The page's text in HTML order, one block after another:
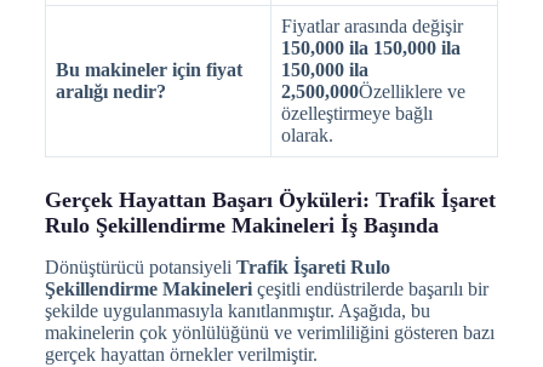
Bu makineler için fiyat
aralığı nedir?
Fiyatlar arasında değişir
150,000 ila 150,000 ila
150,000 ila
2,500,000Özelliklere ve
özelleştirmeye bağlı
olarak.
Gerçek Hayattan Başarı Öyküleri: Trafik İşaret
Rulo Şekillendirme Makineleri İş Başında
Dönüştürücü potansiyeli Trafik İşareti Rulo
Şekillendirme Makineleriçeşitli endüstrilerde başarılı bir
şekilde uygulanmasıyla kanıtlanmıştır. Aşağıda, bu
makinelerin çok yönlülüğünü ve verimliliğini gösteren bazı
gerçek hayattan örnekler verilmiştir.